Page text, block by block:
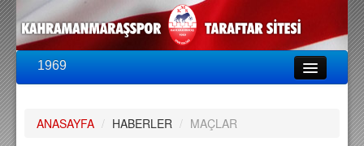
1969
PUAN DURUMU
ANASAYFA / HABERLER / MAÇLAR